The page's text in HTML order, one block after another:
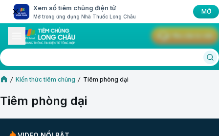
Xem sổ tiêm chủng điện tử
Mở trong ứng dụng Nhà Thuốc Long Châu
MỞ
Kiến thức tiêm chủng Tiêm phòng dại
Tiêm phòng dại